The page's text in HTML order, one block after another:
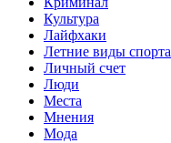
Культура
Лайфхаки
Летние виды спорта
Личный счет
Люди
Места
Мнения
Мода